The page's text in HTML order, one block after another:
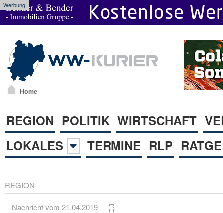
Werbung
Home
REGION POLITIK WIRTSCHAFT
LOKALES
TERMINE RLP
REGION
Nachricht vom 21.04.2019